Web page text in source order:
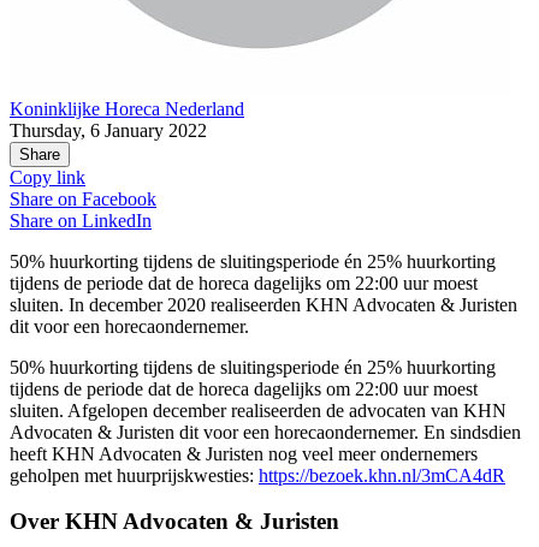
Koninklijke Horeca Nederland
Thursday, 6 January 2022
Share
Copy link
Share on Facebook
Share on LinkedIn
50% huurkorting tijdens de sluitingsperiode én 25% huurkorting
tijdens de periode dat de horeca dagelijks om 22:00 uur moest
sluiten. In december 2020 realiseerden KHN Advocaten & Juristen
dit voor een horecaondernemer.
50% huurkorting tijdens de sluitingsperiode én 25% huurkorting
tijdens de periode dat de horeca dagelijks om 22:00 uur moest
sluiten. Afgelopen december realiseerden de advocaten van KHN
Advocaten & Juristen dit voor een horecaondernemer. En sindsdien
heeft KHN Advocaten & Juristen nog veel meer ondernemers
geholpen met huurprijskwesties: https://bezoek.khn.nl/3mCA4dR
Over KHN Advocaten & Juristen